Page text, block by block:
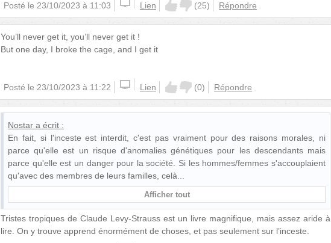
Posté le 23/10/2023 à 11:03 Lien (25) Répondre
You’ll never get it, you’ll never get it !
But one day, I broke the cage, and I get it
Posté le 23/10/2023 à 11:22 Lien (0) Répondre
Nostar a écrit :
En fait, si l'inceste est interdit, c'est pas vraiment pour des raisons morales, ni
parce qu'elle est un risque d'anomalies génétiques pour les descendants mais
parce qu'elle est un danger pour la société. Si les hommes/femmes s'accouplaient
qu'avec des membres de leurs familles, celà
Afficher tout
Tristes tropiques de Claude Levy-Strauss est un livre magnifique, mais assez aride à
lire. On y trouve apprend énormément de choses, et pas seulement sur l’inceste.